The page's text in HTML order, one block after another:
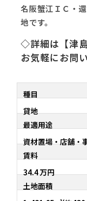
名阪蟹江ＩＣ・
地です。
◇詳細は【津
お気軽にお問
種目
貸地
最適用途
資材置場・店舗・
賃料
34.4 万円
土地面積